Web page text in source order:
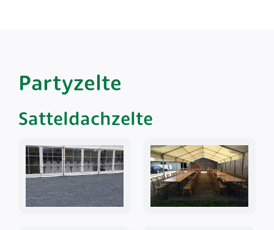
Partyzelte
Satteldachzelte